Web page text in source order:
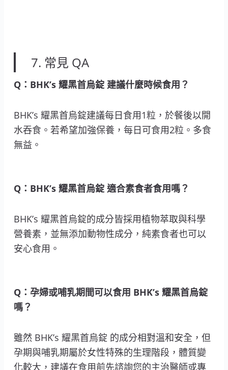
7. 常見 QA
Q：BHK’s 耀黑首烏錠 建議什麼時候食用？
BHK’s 耀黑首烏錠建議每日食用1粒，於餐後以開
水吞食。若希望加強保養，每日可食用2粒。多食
無益。
Q：BHK’s 耀黑首烏錠 適合素食者食用嗎？
BHK’s 耀黑首烏錠的成分皆採用植物萃取與科學
營養素，並無添加動物性成分，純素食者也可以
安心食用。
Q：孕婦或哺乳期間可以食用 BHK’s 耀黑首烏錠
嗎？
雖然 BHK’s 耀黑首烏錠 的成分相對溫和安全，但
孕期與哺乳期屬於女性特殊的生理階段，體質變
化較大，建議在食用前先諮詢您的主治醫師或專